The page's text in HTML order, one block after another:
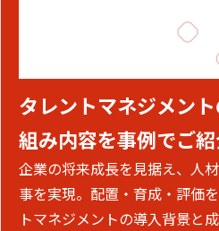
タレントマネジメン
組み内容を事例でご
企業の将来成長を見据え、人
事を実現。配置・育成・評価
トマネジメントの導入背景と